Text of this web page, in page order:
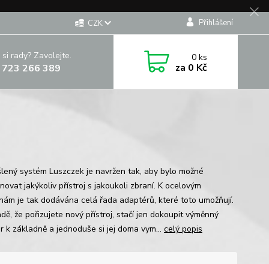
CZK Přihlášení
rady? Zavolejte.
266 389
0ks
za 0 Kč
systém Luszczek je navržen tak, aby bylo možné
jakýkoliv přístroj s jakoukoli zbraní. K ocelovým
je tak dodávána celá řada adaptérů, které toto umožňují.
že pořizujete nový přístroj, stačí jen dokoupit výměnný
k základně a jednoduše si jej doma vym... celý popis